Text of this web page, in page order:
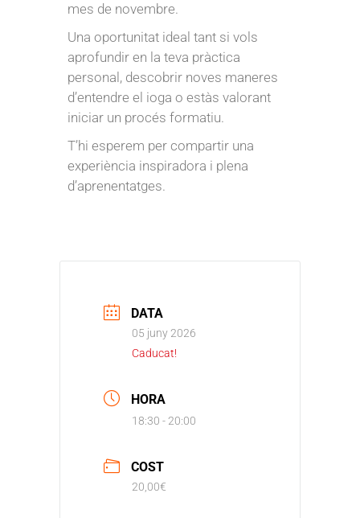
mes de novembre.
Una oportunitat ideal tant si vols
aprofundir en la teva pràctica
personal, descobrir noves maneres
d’entendre el ioga o estàs valorant
iniciar un procés formatiu.
T’hi esperem per compartir una
experiència inspiradora i plena
d’aprenentatges.
DATA
05 juny 2026
Caducat!
HORA
18:30 - 20:00
COST
20,00€